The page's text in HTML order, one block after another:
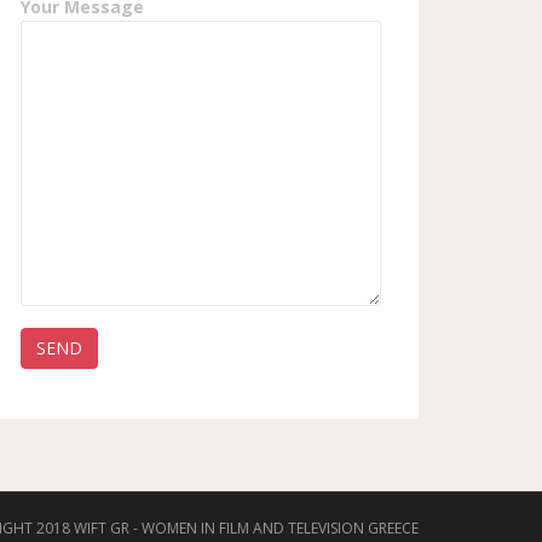
Your Message
2018 WIFT GR - WOMEN IN FILM AND TELEVISION GREECE